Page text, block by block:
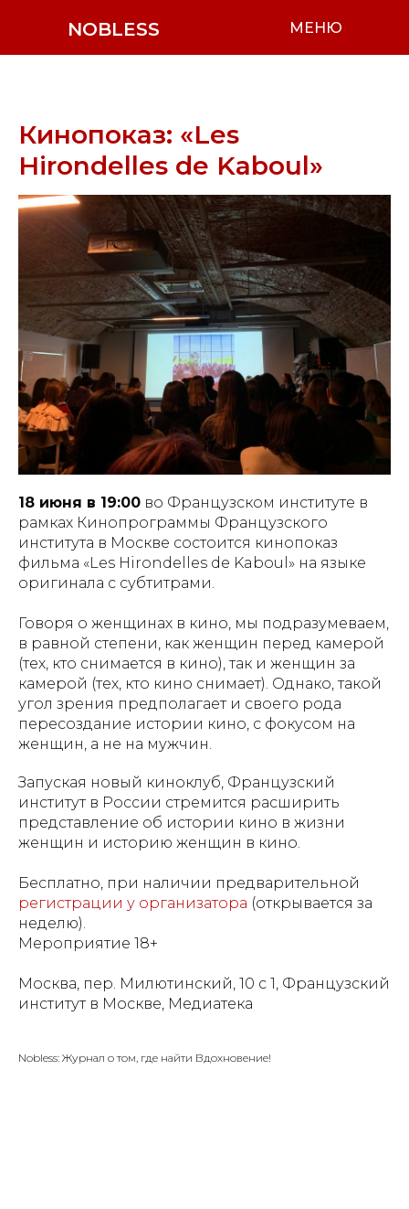
NOBLESS МЕНЮ
Кинопоказ: «Les
Hirondelles de Kaboul»
18 июня в 19:00 во Французском институте в
рамках Кинопрограммы Французского
института в Москве состоится кинопоказ
фильма «Les Hirondelles de Kaboul» на языке
оригинала с субтитрами.
Говоря о женщинах в кино, мы подразумеваем,
в равной степени, как женщин перед камерой
(тех, кто снимается в кино), так и женщин за
камерой (тех, кто кино снимает). Однако, такой
угол зрения предполагает и своего рода
пересоздание истории кино, с фокусом на
женщин, а не на мужчин.
Запуская новый киноклуб, Французский
институт в России стремится расширить
представление об истории кино в жизни
женщин и историю женщин в кино.
Бесплатно, при наличии предварительной
регистрации у организатора (открывается за
неделю).
Мероприятие 18+
Москва, пер. Милютинский, 10 с 1, Французский
институт в Москве, Медиатека
Nobless: Журнал о том, где найти Вдохновение!